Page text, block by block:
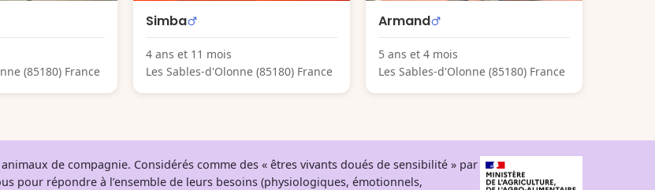
(85180) France
Simba
4 ans et 11 mois
Les Sables-d'Olonne (85180) France
Armand
5 ans et 4 mois
Les Sables-d'Olonne (85180) France
de compagnie. Considérés comme des « êtres vivants doués de sensibilité » par
pour répondre à l’ensemble de leurs besoins (physiologiques, émotionnels,